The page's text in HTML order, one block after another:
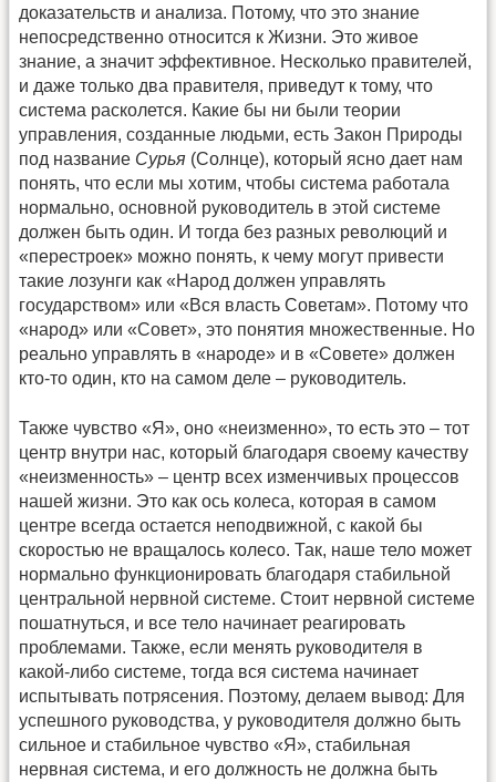
доказательств и анализа. Потому, что это знание
непосредственно относится к Жизни. Это живое
знание, а значит эффективное. Несколько правителей,
и даже только два правителя, приведут к тому, что
система расколется. Какие бы ни были теории
управления, созданные людьми, есть Закон Природы
под название Сурья (Солнце), который ясно дает нам
понять, что если мы хотим, чтобы система работала
нормально, основной руководитель в этой системе
должен быть один. И тогда без разных революций и
«перестроек» можно понять, к чему могут привести
такие лозунги как «Народ должен управлять
государством» или «Вся власть Советам». Потому что
«народ» или «Совет», это понятия множественные. Но
реально управлять в «народе» и в «Совете» должен
кто-то один, кто на самом деле – руководитель.
Также чувство «Я», оно «неизменно», то есть это – тот
центр внутри нас, который благодаря своему качеству
«неизменность» – центр всех изменчивых процессов
нашей жизни. Это как ось колеса, которая в самом
центре всегда остается неподвижной, с какой бы
скоростью не вращалось колесо. Так, наше тело может
нормально функционировать благодаря стабильной
центральной нервной системе. Стоит нервной системе
пошатнуться, и все тело начинает реагировать
проблемами. Также, если менять руководителя в
какой-либо системе, тогда вся система начинает
испытывать потрясения. Поэтому, делаем вывод: Для
успешного руководства, у руководителя должно быть
сильное и стабильное чувство «Я», стабильная
нервная система, и его должность не должна быть